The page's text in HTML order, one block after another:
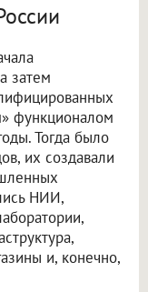
затем
функционалом
Тогда было
их создавали
НИИ,
и, конечно,